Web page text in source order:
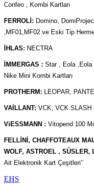
Confeo , Kombi Kartları
FERROLİ: Domino,
,MF01,MF02 ve Eski Tip
İHLAS: NECTRA
İMMERGAS : Star , Eola ,Eola
Nike Mini Kombi Kartları
PROTHERM: LEOPAR,
VAİLLANT: VCK, VCK SLASH
ViESSMANN : Vitopend 100
FELLİNİ, CHAFFOTEAUX
WOLF, ASTROEL , SÜSLER,
Ait Elektronik Kart Çeşitleri’’
EHS